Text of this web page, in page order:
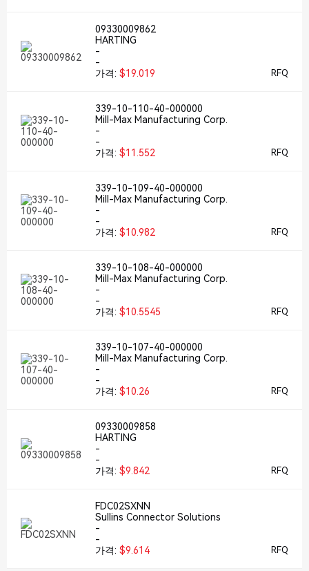
09330009862
HARTING
-
-
가격: $19.019 RFQ
339-10-110-40-000000
Mill-Max Manufacturing Corp.
-
-
가격: $11.552 RFQ
339-10-109-40-000000
Mill-Max Manufacturing Corp.
-
-
가격: $10.982 RFQ
339-10-108-40-000000
Mill-Max Manufacturing Corp.
-
-
가격: $10.5545 RFQ
339-10-107-40-000000
Mill-Max Manufacturing Corp.
-
-
가격: $10.26 RFQ
09330009858
HARTING
-
-
가격: $9.842 RFQ
FDC02SXNN
Sullins Connector Solutions
-
-
가격: $9.614 RFQ